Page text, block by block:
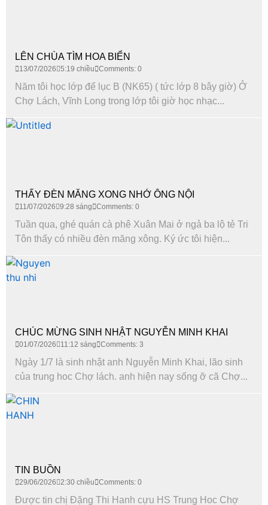
LÊN CHÙA TÌM HOA BIỂN
13/07/2026 5:19 chiều Comments: 0
Năm tôi học lớp để lục B (NK65) ( tức lớp 8 bây giờ) Ở
Chợ Lách, Vĩnh Long trong lớp tôi giờ học nhạc...
THẤY ĐÈN MĂNG XONG NHỚ ÔNG NỘI
11/07/2026 9:28 sáng Comments: 0
Tuần qua, ghé quán cà phê Xuân Mai ở ngả ba lộ tẻ Tri
Tôn thấy có nhiều đèn măng xông. Ký ức tôi hiện...
CHÚC MỪNG SINH NHẬT NGUYỄN MINH KHAI
01/07/2026 11:12 sáng Comments: 3
Ngày 1/7 là sinh nhật anh Nguyễn Minh Khai, lão sinh
của trung hoc Chợ lách. anh hiện nay sống ỡ cã Chợ...
TIN BUỒN
29/06/2026 2:30 chiều Comments: 0
Được tin chị Đặng Thi Hanh cựu HS Trung Hoc Chợ